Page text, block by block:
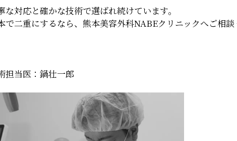
な対応と確かな技術で選ばれ続けています。
で二重にするなら、熊本美容外科NABEクリニックへご相談
担当医：鍋壮一郎